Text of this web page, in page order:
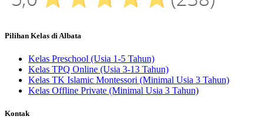
Pilihan Kelas di Albata
Kelas Preschool (Usia 1-5 Tahun)
Kelas TPQ Online (Usia 3-13 Tahun)
Kelas TK Islamic Montessori (Minimal Usia 3 Tahun)
Kelas Offline Private (Minimal Usia 3 Tahun)
Kontak